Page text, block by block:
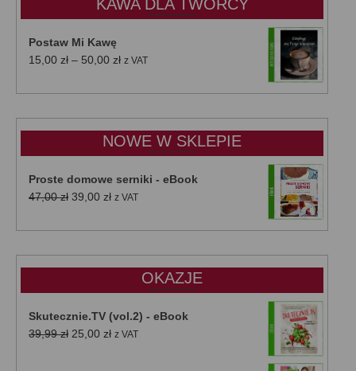
KAWA DLA TWÓRCY
Postaw Mi Kawę
15,00 zł – 50,00 złZakres
od
do
50,00 zł
z VAT
NOWE W SKLEPIE
Proste domowe serniki - eBook
47,00zł Pierwotna
wynosiła:
39,00 złAktualna
wynosi:
z VAT
OKAZJE
Skutecznie.TV (vol.2) - eBook
39,99zł Pierwotna
25,00 złAktualna
z VAT